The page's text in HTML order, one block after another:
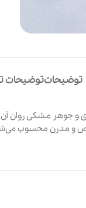
توضیحاتتوضیحات
روان نویسی جذاب و
خاص و مدرن محسوب